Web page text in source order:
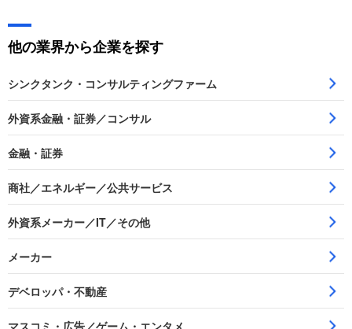
他の業界から企業を探す
シンクタンク・コンサルティングファーム
外資系金融・証券／コンサル
金融・証券
商社／エネルギー／公共サービス
外資系メーカー／IT／その他
メーカー
デベロッパ・不動産
マスコミ・広告／ゲーム・エンタメ